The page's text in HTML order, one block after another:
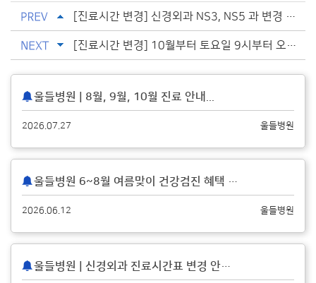
[진료시간 변경] 신경외과 NS3, NS5 과 변경 안내...
[진료시간 변경] 10월부터 토요일 9시부터 오후 1시까지 진료합니다....
울들병원 | 8월, 9월, 10월 진료 안내
울들병원
2026.07.27
울들병원 6~8월 여름맞이 건강검진 혜택 안내
울들병원
2026.06.12
울들병원 | 신경외과 진료시간표 변경 안내